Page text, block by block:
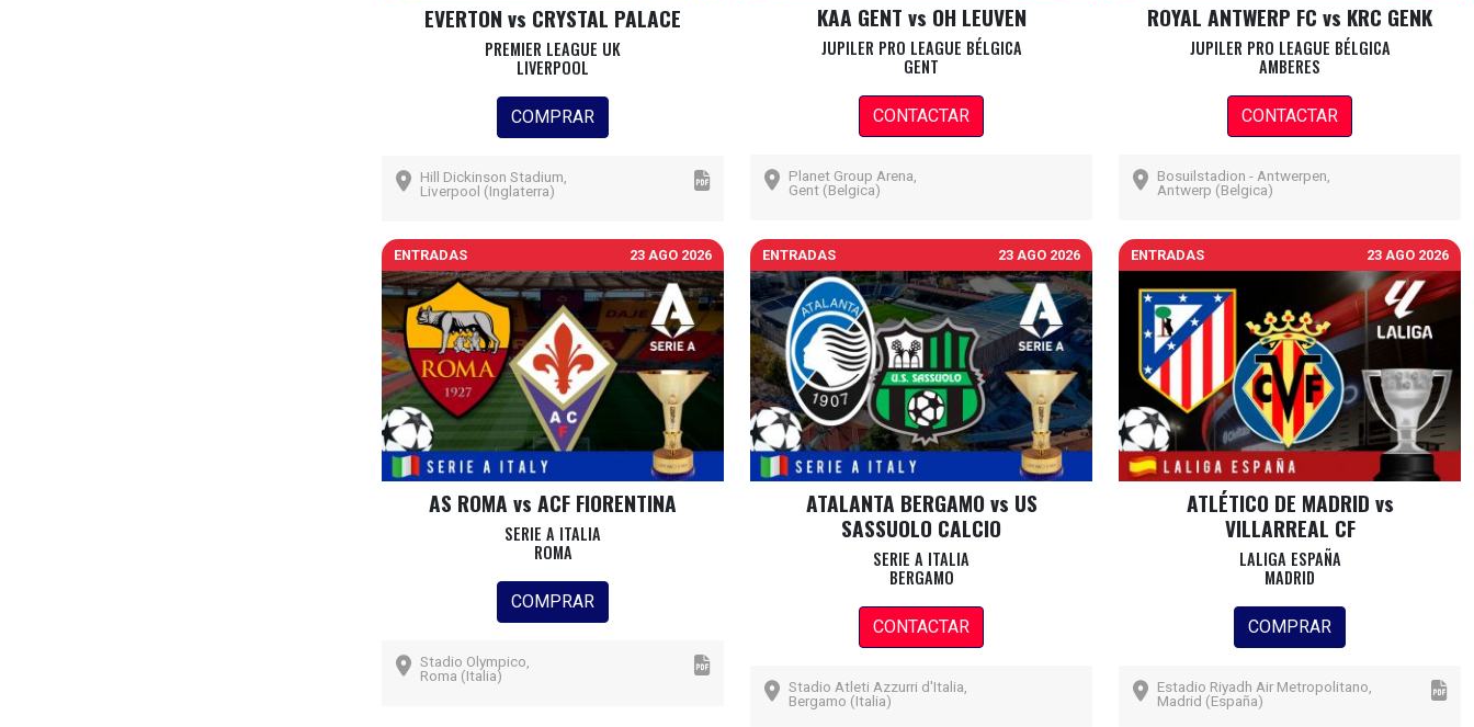
EVERTON vs CRYSTAL PALACE
PREMIER LEAGUE UK
LIVERPOOL
COMPRAR
Hill Dickinson Stadium,
Liverpool (Inglaterra)
KAA GENT vs OH LEUVEN
JUPILER PRO LEAGUE BÉLGICA
GENT
CONTACTAR
Planet Group Arena,
Gent (Belgica)
ROYAL ANTWERP FC vs KRC GENK
JUPILER PRO LEAGUE BÉLGICA
AMBERES
CONTACTAR
Bosuilstadion - Antwerpen,
Antwerp (Belgica)
ENTRADAS 23 AGO 2026
AS ROMA vs ACF FIORENTINA
SERIE A ITALIA
ROMA
COMPRAR
Stadio Olympico,
Roma (Italia)
ENTRADAS 23 AGO 2026
ATALANTA BERGAMO vs US
SASSUOLO CALCIO
SERIE A ITALIA
BERGAMO
CONTACTAR
Stadio Atleti Azzurri d'Italia,
Bergamo (Italia)
ENTRADAS 23 AGO 2026
ATLÉTICO DE MADRID vs
VILLARREAL CF
LALIGA ESPAÑA
MADRID
COMPRAR
Estadio Riyadh Air Metropolitano,
Madrid (España)